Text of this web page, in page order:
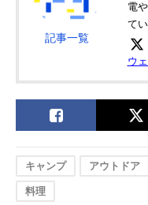
記事一覧
電
てい
ウ
キャンプ アウトドア
料理